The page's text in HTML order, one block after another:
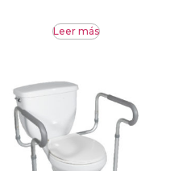
Leer más